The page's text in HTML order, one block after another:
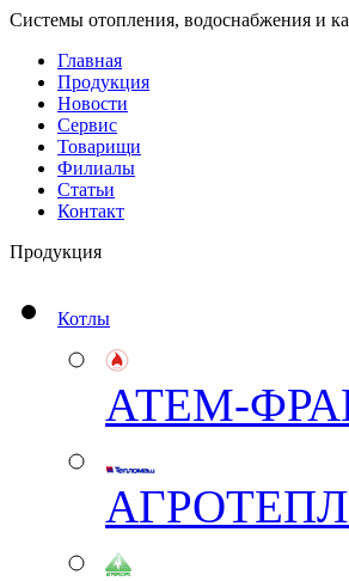
Системы отопления, водоснабжения и
Главная
Продукция
Новости
Сервис
Товарищи
Филиалы
Статьи
Контакт
Продукция
Котлы
АТЕМ-